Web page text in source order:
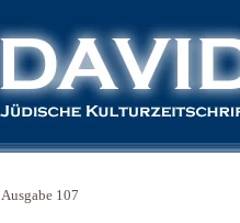
Ausgabe 107